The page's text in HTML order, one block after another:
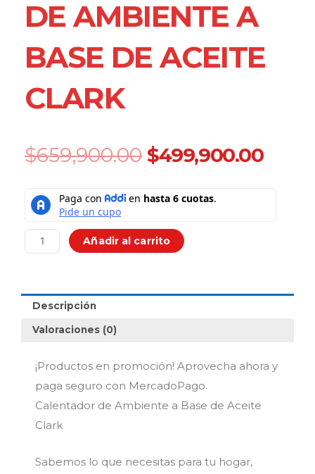
DE AMBIENTE A
BASE DE ACEITE
CLARK
$659,900.00 Original
price
$659,900.00.
$499,900.00
de
Ambiente
a
Base
Clark
cantidad
Añadir al carrito
Descripción
Valoraciones (0)
¡Productos en promoción! Aprovecha ahora y
paga seguro con MercadoPago.
Calentador de Ambiente a Base de Aceite
Clark
Sabemos lo que necesitas para tu hogar,